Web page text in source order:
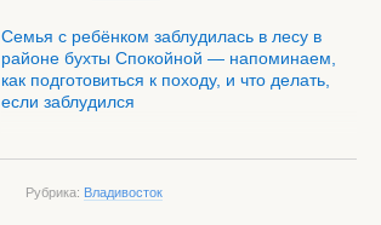
Семья с ребёнком заблудилась в лесу в
районе бухты Спокойной — напоминаем,
как подготовиться к походу, и что делать,
если заблудился
Рубрика: Владивосток